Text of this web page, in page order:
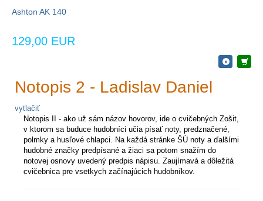
Ashton AK 140
129,00 EUR
Notopis 2 - Ladislav Daniel
vytlačiť
Notopis II - ako už sám názov hovorov, ide o cvičebných Zošit,
v ktorom sa buduce hudobníci učia písať noty, predznačené,
polmky a husľové chlapci. Na každá stránke ŠÚ noty a ďalšími
hudobné značky predpísané a žiaci sa potom snažím do
notovej osnovy uvedený predpis nápisu. Zaujímavá a dôležitá
cvičebnica pre vsetkych začínajúcich hudobníkov.